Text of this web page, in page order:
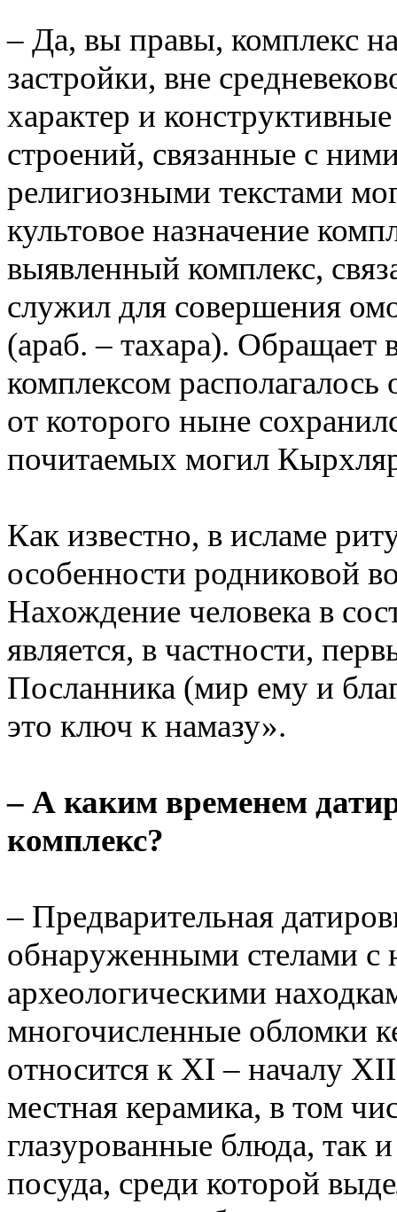
– Да, вы правы, комплекс
застройки, вне
характер и
строений, связанные с
религиозными текстами
культовое назначение
выявленный комплекс,
служил для совершения
(араб. – тахара).
комплексом
от которого ныне
почитаемых могил
Как известно, в исламе
особенности родниковой
Нахождение человека в
является, в частности,
Посланника (мир ему и
это ключ к намазу».
– А каким временем
комплекс?
– Предварительная
обнаруженными стелами с
археологическими
многочисленные обломки
относится к XI – началу
местная керамика, в том
глазурованные блюда, так
посуда, среди которой